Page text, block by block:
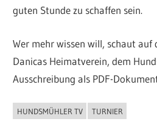
guten Stunde zu schaffen sein.
Wer mehr wissen will, schaut auf
Danicas Heimatverein, dem
Ausschreibung als PDF-
ALLGEMEIN
HUNDSMÜHLER TV TURNIER